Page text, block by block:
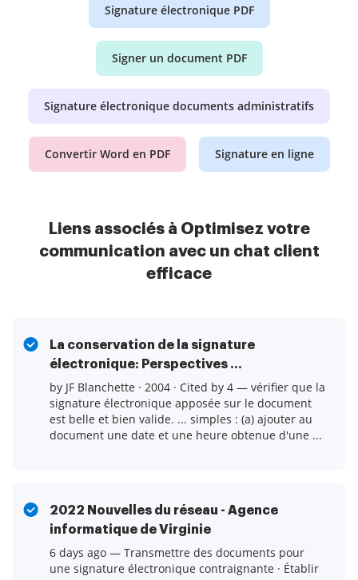
Signature électronique PDF
Signer un document PDF
Signature électronique documents administratifs
Convertir Word en PDF Signature en ligne
Liens associés à Optimisez votre
communication avec un chat client
efficace
La conservation de la signature
électronique: Perspectives ...
by JF Blanchette · 2004 · Cited by 4 — vérifier que la
signature électronique apposée sur le document
est belle et bien valide. ... simples : (a) ajouter au
document une date et une heure obtenue d'une ...
2022 Nouvelles du réseau - Agence
informatique de Virginie
6 days ago — Transmettre des documents pour
une signature électronique contraignante · Établir